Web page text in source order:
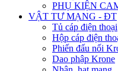
PHỤ KIỆN
VẬT TƯ MẠNG - ĐT
Tủ cáp điện thoại
Hộp cáp điện
Phiến đấu nối
Dao phập Krone